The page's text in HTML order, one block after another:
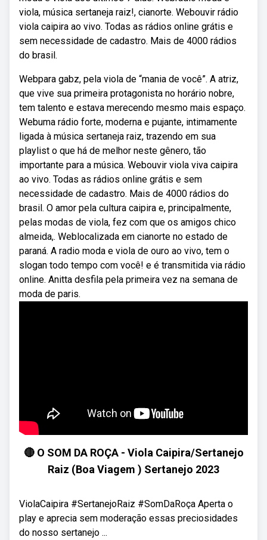
viola, música sertaneja raiz!, cianorte. Webouvir rádio
viola caipira ao vivo. Todas as rádios online grátis e
sem necessidade de cadastro. Mais de 4000 rádios
do brasil.
Webpara gabz, pela viola de “mania de você”. A atriz,
que vive sua primeira protagonista no horário nobre,
tem talento e estava merecendo mesmo mais espaço.
Webuma rádio forte, moderna e pujante, intimamente
ligada à música sertaneja raiz, trazendo em sua
playlist o que há de melhor neste gênero, tão
importante para a música. Webouvir viola viva caipira
ao vivo. Todas as rádios online grátis e sem
necessidade de cadastro. Mais de 4000 rádios do
brasil. O amor pela cultura caipira e, principalmente,
pelas modas de viola, fez com que os amigos chico
almeida,. Weblocalizada em cianorte no estado de
paraná. A radio moda e viola de ouro ao vivo, tem o
slogan todo tempo com você! e é transmitida via rádio
online. Anitta desfila pela primeira vez na semana de
moda de paris.
🔴 O SOM DA ROÇA - Viola Caipira/Sertanejo
Raiz (Boa Viagem ) Sertanejo 2023
ViolaCaipira #SertanejoRaiz #SomDaRoça Aperta o
play e aprecia sem moderação essas preciosidades
do nosso sertanejo ...